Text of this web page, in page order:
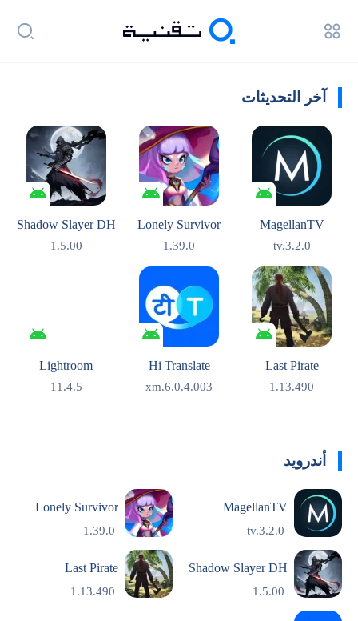
آخر التحديثات
MagellanTV
tv.3.2.0
Lonely Survivor
1.39.0
Shadow Slayer DH
1.5.00
Last Pirate
1.13.490
Hi Translate
6.0.4.003.xm
Lightroom
11.4.5
أندرويد
MagellanTV
Lonely Survivor
Shadow Slayer DH
Last Pirate